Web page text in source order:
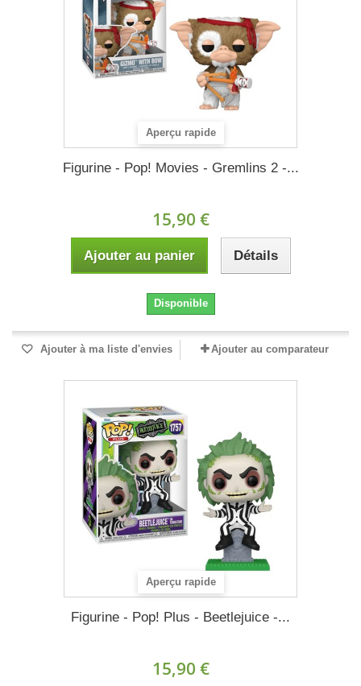
Aperçu rapide
Figurine - Pop! Movies - Gremlins 2 -...
15,90 €
Ajouter au panier Détails
Disponible
Ajouter à ma liste d'envies Ajouter au comparateur
Aperçu rapide
Figurine - Pop! Plus - Beetlejuice -...
15,90 €